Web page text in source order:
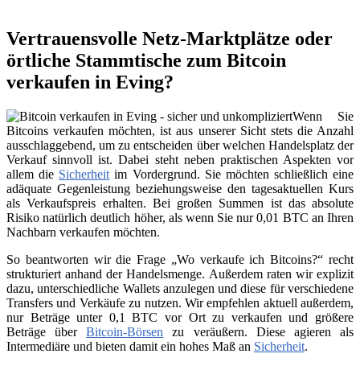
Vertrauensvolle Netz-Marktplätze oder
örtliche Stammtische zum Bitcoin
verkaufen in Eving?
Wenn Sie
Bitcoins verkaufen möchten, ist aus unserer Sicht stets die Anzahl
ausschlaggebend, um zu entscheiden über welchen Handelsplatz der
Verkauf sinnvoll ist. Dabei steht neben praktischen Aspekten vor
allem die Sicherheit im Vordergrund. Sie möchten schließlich eine
adäquate Gegenleistung beziehungsweise den tagesaktuellen Kurs
als Verkaufspreis erhalten. Bei großen Summen ist das absolute
Risiko natürlich deutlich höher, als wenn Sie nur 0,01 BTC an Ihren
Nachbarn verkaufen möchten.
So beantworten wir die Frage „Wo verkaufe ich Bitcoins?“ recht
strukturiert anhand der Handelsmenge. Außerdem raten wir explizit
dazu, unterschiedliche Wallets anzulegen und diese für verschiedene
Transfers und Verkäufe zu nutzen. Wir empfehlen aktuell außerdem,
nur Beträge unter 0,1 BTC vor Ort zu verkaufen und größere
Beträge überBitcoin-Börsen zu veräußern. Diese agieren als
Intermediäre und bieten damit ein hohes Maß an Sicherheit.